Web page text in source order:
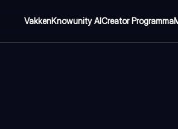
VakkenKnowunity AICreator Programma